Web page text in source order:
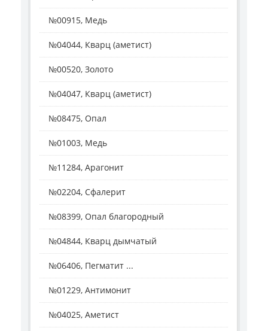
№00915, Медь
№04044, Кварц (аметист)
№00520, Золото
№04047, Кварц (аметист)
№08475, Опал
№01003, Медь
№11284, Арагонит
№02204, Сфалерит
№08399, Опал благородный
№04844, Кварц дымчатый
№06406, Пегматит ...
№01229, Антимонит
№04025, Аметист